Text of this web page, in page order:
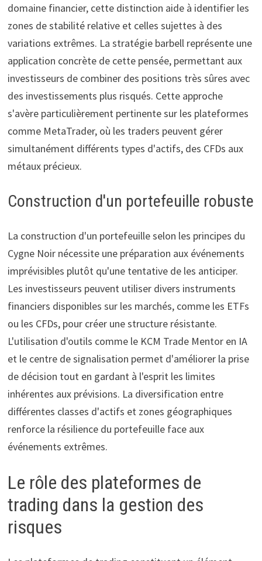
domaine financier, cette distinction aide à identifier les
zones de stabilité relative et celles sujettes à des
variations extrêmes. La stratégie barbell représente une
application concrète de cette pensée, permettant aux
investisseurs de combiner des positions très sûres avec
des investissements plus risqués. Cette approche
s'avère particulièrement pertinente sur les plateformes
comme MetaTrader, où les traders peuvent gérer
simultanément différents types d'actifs, des CFDs aux
métaux précieux.
Construction d'un portefeuille robuste
La construction d'un portefeuille selon les principes du
Cygne Noir nécessite une préparation aux événements
imprévisibles plutôt qu'une tentative de les anticiper.
Les investisseurs peuvent utiliser divers instruments
financiers disponibles sur les marchés, comme les ETFs
ou les CFDs, pour créer une structure résistante.
L'utilisation d'outils comme le KCM Trade Mentor en IA
et le centre de signalisation permet d'améliorer la prise
de décision tout en gardant à l'esprit les limites
inhérentes aux prévisions. La diversification entre
différentes classes d'actifs et zones géographiques
renforce la résilience du portefeuille face aux
événements extrêmes.
Le rôle des plateformes de
trading dans la gestion des
risques